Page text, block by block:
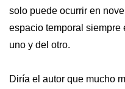
solo puede ocurrir en
espacio temporal siempre
uno y del otro.
Diría el autor que mucho